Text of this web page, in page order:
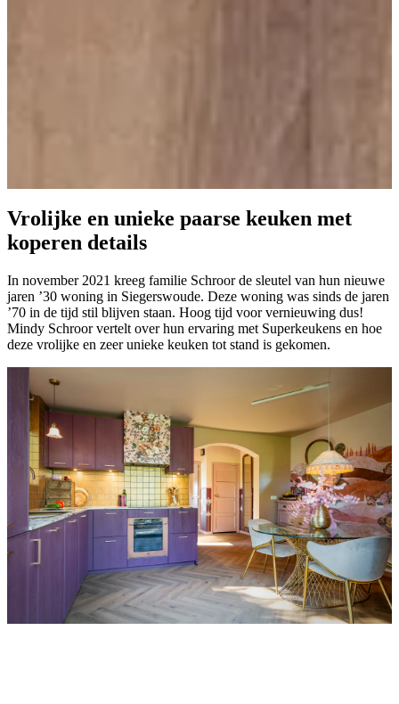
Vrolijke en unieke paarse keuken met
koperen details
In november 2021 kreeg familie Schroor de sleutel van hun nieuwe
jaren ’30 woning in Siegerswoude. Deze woning was sinds de jaren
’70 in de tijd stil blijven staan. Hoog tijd voor vernieuwing dus!
Mindy Schroor vertelt over hun ervaring met Superkeukens en hoe
deze vrolijke en zeer unieke keuken tot stand is gekomen.